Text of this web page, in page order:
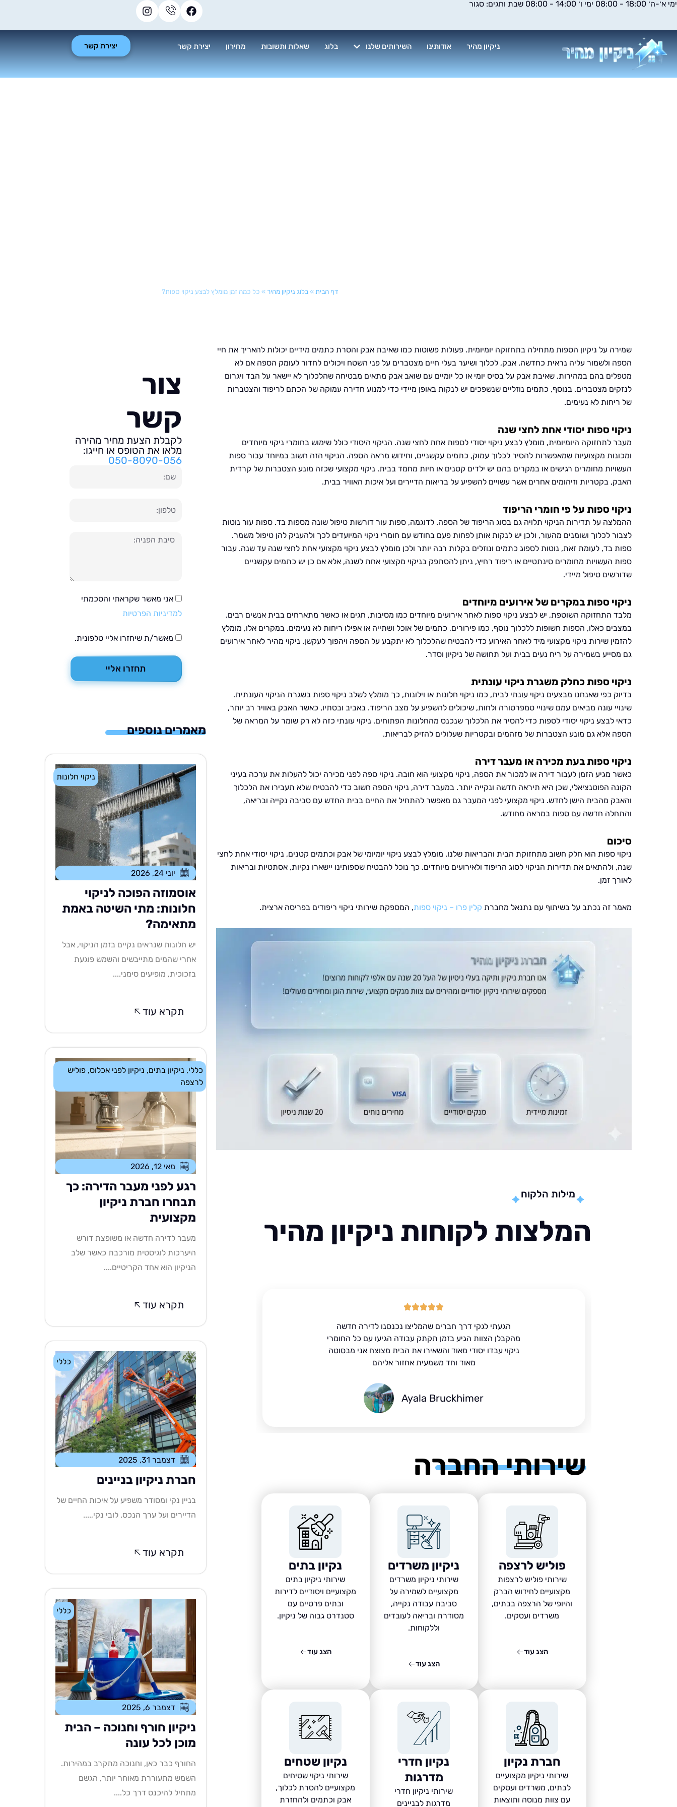
דילוג
ימי א׳-ה׳ 18:00 - 08:00 ימי ו׳ 14:00 - 08:00 שבת וחגים: סגור
ניקיון מהיר אודותינו השירותים שלנו בלוג שאלות ותשובות מחירון יצירת קשר יצירת קשר
דף הבית »בלוג ניקיון מהיר» כל כמה זמן מומלץ לבצע ניקוי ספות?
שמירה על ניקיון הספות מתחילה בתחזוקה יומיומית. פעולות פשוטות כמו שאיבת אבק והסרת כתמים מידיים יכולות להאריך את חיי
הספה ולשמור עליה נראית כחדשה. אבק, לכלוך ושיער בעלי חיים מצטברים על פני השטח ויכולים לחדור לעומק הספה אם לא
מטפלים בהם במהירות. שאיבת אבק על בסיס יומי או כל יומיים עם שואב אבק מתאים מבטיחה שהלכלוך לא יישאר על הבד ויגרום
לנזקים מצטברים. בנוסף, כתמים נוזליים שנשפכים יש לנקות באופן מיידי כדי למנוע חדירה עמוקה של הכתם לריפוד והצטברות
של ריחות לא נעימים.
ניקוי ספות יסודי אחת לחצי שנה
מעבר לתחזוקה היומיומית, מומלץ לבצע ניקוי יסודי לספות אחת לחצי שנה. הניקוי היסודי כולל שימוש בחומרי ניקוי מיוחדים
ומכונות מקצועיות שמאפשרות להסיר לכלוך עמוק, כתמים עקשניים, וחידוש מראה הספה. הניקוי הזה חשוב במיוחד עבור ספות
העשויות מחומרים רגישים או במקרים בהם יש ילדים קטנים או חיות מחמד בבית. ניקוי מקצועי שכזה מונע הצטברות של קרדית
האבק, בקטריות וזיהומים אחרים אשר עשויים להשפיע על בריאות הדיירים ועל איכות האוויר בבית.
ניקוי ספות על פי חומרי הריפוד
ההמלצה על תדירות הניקוי תלויה גם בסוג הריפוד של הספה. לדוגמה, ספות עור דורשות טיפול שונה מספות בד. ספות עור נוטות
לצבור לכלוך ושומנים מהעור, ולכן יש לנקות אותן לפחות פעם בחודש עם חומרי ניקוי המיועדים לכך ולהעניק להן טיפול משמר.
ספות בד, לעומת זאת, נוטות לספוג כתמים ונוזלים בקלות רבה יותר ולכן מומלץ לבצע ניקוי מקצועי אחת לחצי שנה עד שנה. עבור
ספות העשויות מחומרים סינתטיים או ריפוד רחיץ, ניתן להסתפק בניקוי מקצועי אחת לשנה, אלא אם כן יש כתמים עקשניים
שדורשים טיפול מיידי.
ניקוי ספות במקרים של אירועים מיוחדים
מלבד התחזוקה השוטפת, יש לבצע ניקוי ספות לאחר אירועים מיוחדים כמו מסיבות, חגים או כאשר מתארחים בבית אנשים רבים.
במצבים כאלו, הספות חשופות ללכלוך נוסף, כמו פירורים, כתמים של אוכל ושתייה או אפילו ריחות לא נעימים. במקרים אלו, מומלץ
להזמין שירות ניקוי מקצועי מיד לאחר האירוע כדי להבטיח שהלכלוך לא יתקבע על הספה ויהפוך לעקשן. ניקוי מהיר לאחר אירועים
גם מסייע בשמירה על ריח נעים בבית ועל תחושה של ניקיון וסדר.
ניקוי ספות כחלק משגרת ניקוי עונתית
בדיוק כפי שאנחנו מבצעים ניקוי עונתי לבית, כמו ניקוי חלונות או וילונות, כך מומלץ לשלב ניקוי ספות בשגרת הניקוי העונתית.
שינויי עונה מביאים עמם שינויי טמפרטורה ולחות, שיכולים להשפיע על מצב הריפוד. באביב ובסתיו, כאשר האבק באוויר רב יותר,
כדאי לבצע ניקוי יסודי לספות כדי להסיר את הלכלוך שנכנס מהחלונות הפתוחים. ניקוי עונתי כזה לא רק שומר על המראה של
הספה אלא גם מונע הצטברות של מזהמים ובקטריות שעלולים להזיק לבריאות.
ניקוי ספות בעת מכירה או מעבר דירה
כאשר מגיע הזמן לעבור דירה או למכור את הספה, ניקוי מקצועי הוא חובה. ניקוי ספה לפני מכירה יכול להעלות את ערכה בעיני
הקונה הפוטנציאלי, שכן היא תיראה חדשה ונקייה יותר. במעבר דירה, ניקוי הספה חשוב כדי להבטיח שלא תעבירו את הלכלוך
והאבק מהבית הישן לחדש. ניקוי מקצועי לפני המעבר גם מאפשר להתחיל את החיים בבית החדש עם סביבה נקייה ובריאה,
והתחלה חדשה עם ספות במראה מחודש.
סיכום
ניקוי ספות הוא חלק חשוב מתחזוקת הבית והבריאות שלנו. מומלץ לבצע ניקוי יומיומי של אבק וכתמים קטנים, ניקוי יסודי אחת לחצי
שנה, ולהתאים את תדירות הניקוי לסוג הריפוד ולאירועים מיוחדים. כך נוכל להבטיח שספותינו יישארו נקיות, אסתטיות ובריאות
לאורך זמן.
מאמר זה נכתב על בשיתוף עם נתנאל מחברת קלין פרו – ניקוי ספות, המספקת שירותי ניקוי ריפודים בפריסה ארצית.
מילות הלקוח
המלצות לקוחות ניקיון מהיר
הגעתי לגקי דרך חברים שהמליצו נכנסנו לדירה חדשה
מהקבלן הצוות הגיע בזמן תקתק עבודה הגיעו עם כל החומרי
ניקוי עבדו יסודי מאוד והשאירו את הבית מצוצח אני מבסוטה
מאוד וחד משמעית אחזור אליהם
Ayala Bruckhimer
שירותי החברה
פוליש לרצפה
שירותי פוליש לרצפות
מקצועיים לחידוש הברק
והיופי של הרצפה בבתים,
משרדים ועסקים.
הצג עוד
ניקיון משרדים
שירותי ניקיון משרדים
מקצועיים לשמירה על
סביבת עבודה נקייה,
מסודרת ובריאה לעובדים
וללקוחות.
הצג עוד
נקיון בתים
שירותי ניקיון בתים
מקצועיים ויסודיים לדירות
ובתים פרטיים עם
סטנדרט גבוה של ניקיון.
הצג עוד
חברת נקיון
שירותי ניקיון מקצועיים
לבתים, משרדים ועסקים
עם צוות מנוסה ותוצאות
נקיון חדרי
מדרגות
שירותי ניקיון חדרי
מדרגות לבניינים
נקיון שטחים
שירותי ניקוי שטיחים
מקצועיים להסרת לכלוך,
אבק וכתמים ולהחזרת
צור
קשר
לקבלת הצעת מחיר מהירה
מלאו את הטופס או חייגו:
050-8090-056
טלפון
הודעה
אני מאשר שקראתי והסכמתי
למדיניות הפרטיות
מאשר/ת שיחזרו אליי טלפונית.
תחזרו אליי
מאמרים נוספים
ניקוי חלונות
יוני 24, 2026
אוסמוזה הפוכה לניקוי
חלונות: מתי השיטה באמת
מתאימה?
יש חלונות שנראים נקיים בזמן הניקוי, אבל
אחרי שהמים מתייבשים והשמש פוגעת
בזכוכית, מופיעים סימני....
תקרא עוד
כללי, ניקיון בתים, ניקיון לפני אכלוס,פוליש
לרצפה
מאי 12, 2026
רגע לפני מעבר הדירה: כך
תבחרו חברת ניקיון
מקצועית
מעבר לדירה חדשה או משופצת דורש
היערכות לוגיסטית מורכבת כאשר שלב
הניקיון הוא אחד הקריטיים....
תקרא עוד
כללי
דצמבר 31, 2025
חברת ניקיון בניינים
בניין נקי ומסודר משפיע על איכות החיים של
הדיירים ועל ערך הנכס. לובי נקי,....
תקרא עוד
כללי
דצמבר 6, 2025
ניקיון חורף וחנוכה – הבית
מוכן לכל עונה
החורף כבר כאן, וחנוכה מתקרב במהירות.
השמש מתעוררת מאוחר יותר, הגשם
מתחיל להיכנס דרך כל....